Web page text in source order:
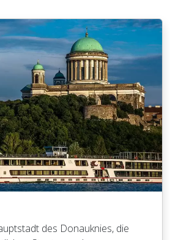
des Donauknies, die